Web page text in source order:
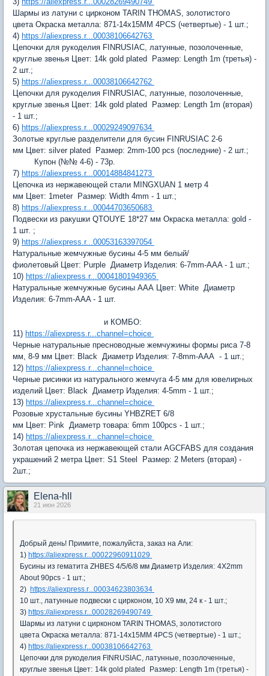
Шармы из латуни с цирконом TARIN THOMAS, золотистого
цвета Окраска металла: 871-14x15MM 4PCS (четвертые) - 1 шт.;
4) https://aliexpress.r...00038106642763
Цепочки для рукоделия FINRUSIAC, латунные, позолоченные,
круглые звенья Цвет: 14k gold plated Размер: Length 1m (третья) -
2 шт.;
5) https://aliexpress.r...00038106642762
Цепочки для рукоделия FINRUSIAC, латунные, позолоченные,
круглые звенья Цвет: 14k gold plated Размер: Length 1m (вторая)
- 1 шт.;
6) https://aliexpress.r...00029249097634
Золотые круглые разделители для бусин FINRUSIAC 2-6
мм Цвет: silver plated Размер: 2mm-100 pcs (последние) - 2 шт.;
Купон (№№ 4-6) - 73р.
7) https://aliexpress.r...00014884841273
Цепочка из нержавеющей стали MINGXUAN 1 метр 4
мм Цвет: 1meter Размер: Width 4mm - 1 шт.;
8) https://aliexpress.r...00044703650683
Подвески из ракушки QTOUYE 18*27 мм Окраска металла: gold -
1 шт. ;
9) https://aliexpress.r...00053163397054
Натуральные жемчужные бусины 4-5 мм белый/
фиолетовый Цвет: Purple Диаметр Изделия: 6-7mm-AAA - 1 шт.;
10) https://aliexpress.r...00041801949365
Натуральные жемчужные бусины AAA Цвет: White Диаметр
Изделия: 6-7mm-AAA - 1 шт.
и КОМБО:
11) https://aliexpress.r...channel=choice
Черные натуральные пресноводные жемчужины формы риса 7-8
мм, 8-9 мм Цвет: Black Диаметр Изделия: 7-8mm-AAA - 1 шт.;
12) https://aliexpress.r...channel=choice
Черные рисинки из натурального жемчуга 4-5 мм для ювелирных
изделий Цвет: Black Диаметр Изделия: 4-5mm - 1 шт.;
13) https://aliexpress.r...channel=choice
Розовые хрустальные бусины YHBZRET 6/8
мм Цвет: Pink Диаметр товара: 6mm 100pcs - 1 шт.;
14) https://aliexpress.r...channel=choice
Золотая цепочка из нержавеющей стали AGCFABS для создания
украшений 2 метра Цвет: S1 Steel Размер: 2 Meters (вторая) -
2шт.;
Elena-hll
21 июн 2026
Добрый день! Примите, пожалуйста, заказ на Али:
1) https://aliexpress.r...00022960911029
Бусины из гематита ZHBES 4/5/6/8 мм Диаметр Изделия: 4X2mm
About 90pcs - 1 шт.;
2) https://aliexpress.r...00034623803634
10 шт., латунные подвески с цирконом, 10 Х9 мм, 24 к - 1 шт.;
3) https://aliexpress.r...00028269490749
Шармы из латуни с цирконом TARIN THOMAS, золотистого
цвета Окраска металла: 871-14x15MM 4PCS (четвертые) - 1 шт.;
4) https://aliexpress.r...00038106642763
Цепочки для рукоделия FINRUSIAC, латунные, позолоченные,
круглые звенья Цвет: 14k gold plated Размер: Length 1m (третья) -